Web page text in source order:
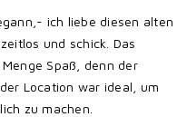
ich liebe diesen alten
und schick. Das
Spaß, denn der
Location war ideal, um
zu machen.